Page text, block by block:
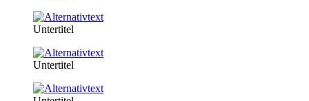
Untertitel
Untertitel